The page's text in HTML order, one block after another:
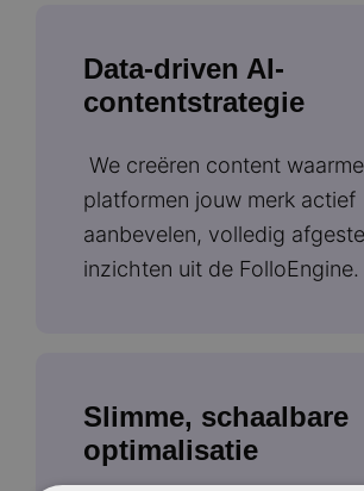
Data-driven AI-
contentstrategie
We creëren content
platformen jouw merk actief
aanbevelen, volledig
inzichten uit de FolloEngine.
Slimme, schaalbare
optimalisatie